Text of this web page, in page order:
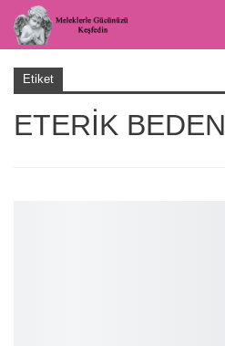
Etiket
ETERIK BEDEN